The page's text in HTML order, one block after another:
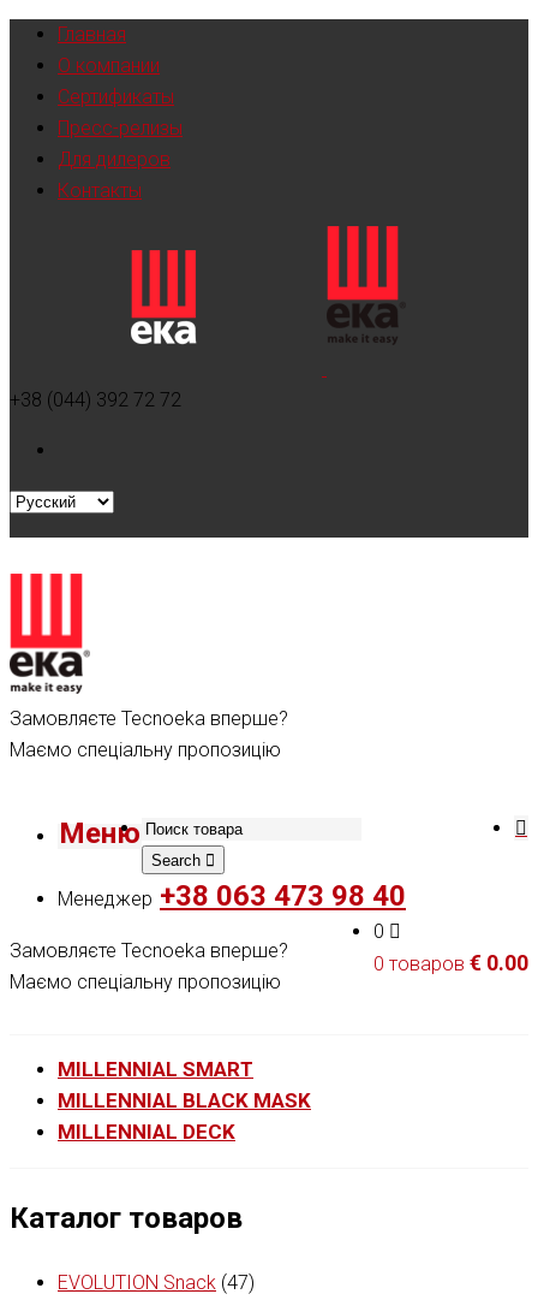
Главная
О компании
Сертификаты
Пресс-релизы
Для дилеров
Контакты
+38 (044) 392 72 72
Замовляєте Tecnoeka вперше?
Маємо спеціальну пропозицію
Меню
Search
Менеджер +38 063 473 98 40
0
0 товаров € 0.00
Замовляєте Tecnoeka вперше?
Маємо спеціальну пропозицію
MILLENNIAL SMART
MILLENNIAL BLACK MASK
MILLENNIAL DECK
Каталог товаров
EVOLUTION Snack (47)